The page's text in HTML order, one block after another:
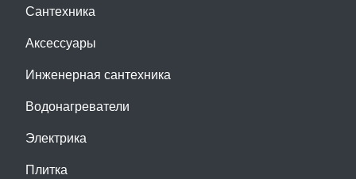
Сантехника
Аксессуары
Инженерная сантехника
Водонагреватели
Электрика
Плитка